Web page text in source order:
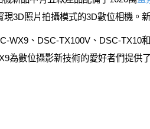
3D照片拍攝模式的3D數位相機。
WX9、DSC-TX100V、DSC-TX10
為數位攝影新技術的愛好者們提供